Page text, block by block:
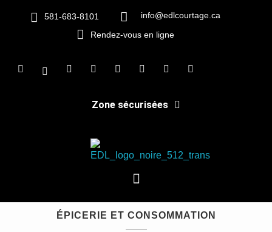
581-683-8101 info@edlcourtage.ca
Rendez-vous en ligne
Zone sécurisées
ÉPICERIE ET CONSOMMATION